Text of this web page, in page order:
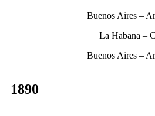
Buenos Aires –
La Habana –
Buenos Aires –
1890